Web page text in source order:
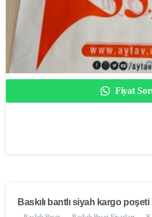
Fiyat
Baskılı bantlı siyah kargo poşeti